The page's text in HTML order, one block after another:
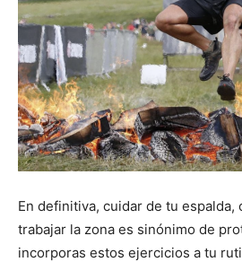
En definitiva, cuidar de tu
trabajar la zona es sinónimo de
incorporas estos ejercicios a tu